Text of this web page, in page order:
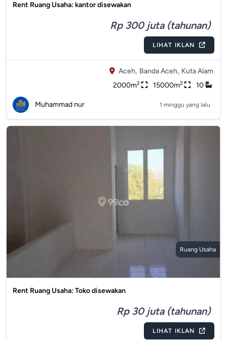
Rent Ruang Usaha: kantor disewakan
Rp 300 juta (tahunan)
LIHAT IKLAN
Aceh, Banda Aceh, Kuta Alam
2000m2 15000m2 10
Muhammad nur 1 minggu yang lalu
Ruang Usaha
Rent Ruang Usaha: Toko disewakan
Rp 30 juta (tahunan)
LIHAT IKLAN